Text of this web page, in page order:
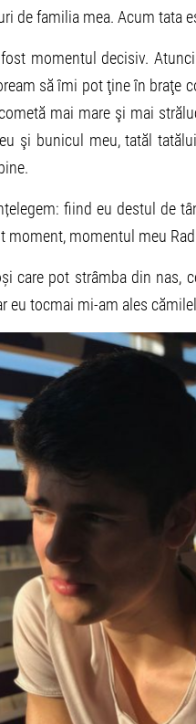
de familia mea. Acum tata
fost momentul decisiv.
să îmi pot ţine în braţe
mai mare şi mai
şi bunicul meu, tatăl
fiind eu destul de
moment, momentul meu
care pot strâmba din nas,
eu tocmai mi-am ales